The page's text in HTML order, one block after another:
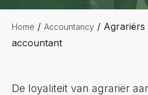
Home / Accountancy / Agrariërs
accountant
De loyaliteit van agrariër